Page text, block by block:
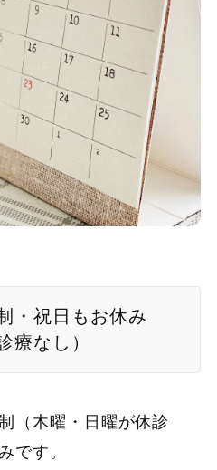
・祝日もお休み
療なし）
（木曜・日曜が休診
です。